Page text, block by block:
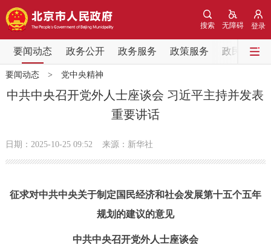
登录
无障碍
搜索
要闻动态 政务公开 政务服务 政策服务 政民互动
要闻动态
党中央精神
会议信息
机构职能
要闻动态> 党中央精神
中共中央召开党外人士座谈会 习近平主持并发表
重要讲话
日期：2025-10-25 09:52 来源：新华社
征求对中共中央关于制定国民经济和社会发展第十五个五年
规划的建议的意见
中共中央召开党外人士座谈会